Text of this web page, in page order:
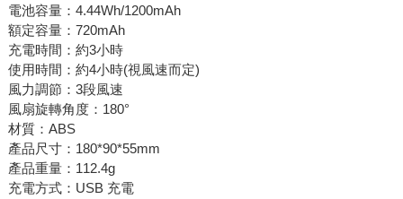
電池容量：4.44Wh/1200mAh
額定容量：720mAh
充電時間：約3小時
使用時間：約4小時(視風速而定)
風力調節：3段風速
風扇旋轉角度：180°
材質：ABS
產品尺寸：180*90*55mm
產品重量：112.4g
充電方式：USB 充電